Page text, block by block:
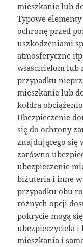
mieszkanie lub
Typowe
ochronę przed
uszkodzeniami
atmosferyczne
właścicielom lub
przypadku
mieszkanie lub
kołdra
Ubezpieczenie
się do ochrony
znajdującego się
zarówno
ubezpieczenie
biżuteria i inne
przypadku obu
różnych opcji
pokrycie mogą
ubezpieczyciela i
mieszkania i